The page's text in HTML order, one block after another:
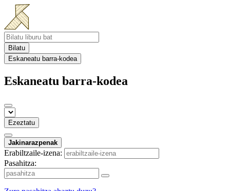
Bilatu
Eskaneatu barra-kodea
Eskaneatu barra-kodea
Ezeztatu
Jakinarazpenak
Erabiltzaile-izena:
Pasahitza: